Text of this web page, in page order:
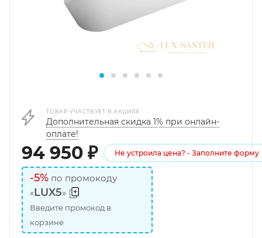
ТОВАР УЧАСТВУЕТ В АКЦИЯХ
Дополнительная скидка 1% при онлайн-
оплате!
94 950 ₽ Не устроила цена? - Заполните форму
-5% по промокоду
«LUX5»
Введите промокод в
корзине